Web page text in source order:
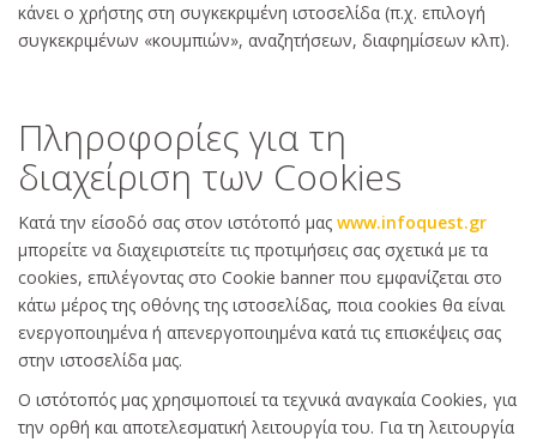
κάνει ο χρήστης στη συγκεκριμένη ιστοσελίδα (π.χ. επιλογή
συγκεκριμένων «κουμπιών», αναζητήσεων, διαφημίσεων κλπ).
Πληροφορίες για τη
διαχείριση των Cookies
Κατά την είσοδό σας στον ιστότοπό μας www.infoquest.gr
μπορείτε να διαχειριστείτε τις προτιμήσεις σας σχετικά με τα
cookies, επιλέγοντας στο Cookie banner που εμφανίζεται στο
κάτω μέρος της οθόνης της ιστοσελίδας, ποια cookies θα είναι
ενεργοποιημένα ή απενεργοποιημένα κατά τις επισκέψεις σας
στην ιστοσελίδα μας.
Ο ιστότοπός μας χρησιμοποιεί τα τεχνικά αναγκαία Cookies, για
την ορθή και αποτελεσματική λειτουργία του. Για τη λειτουργία